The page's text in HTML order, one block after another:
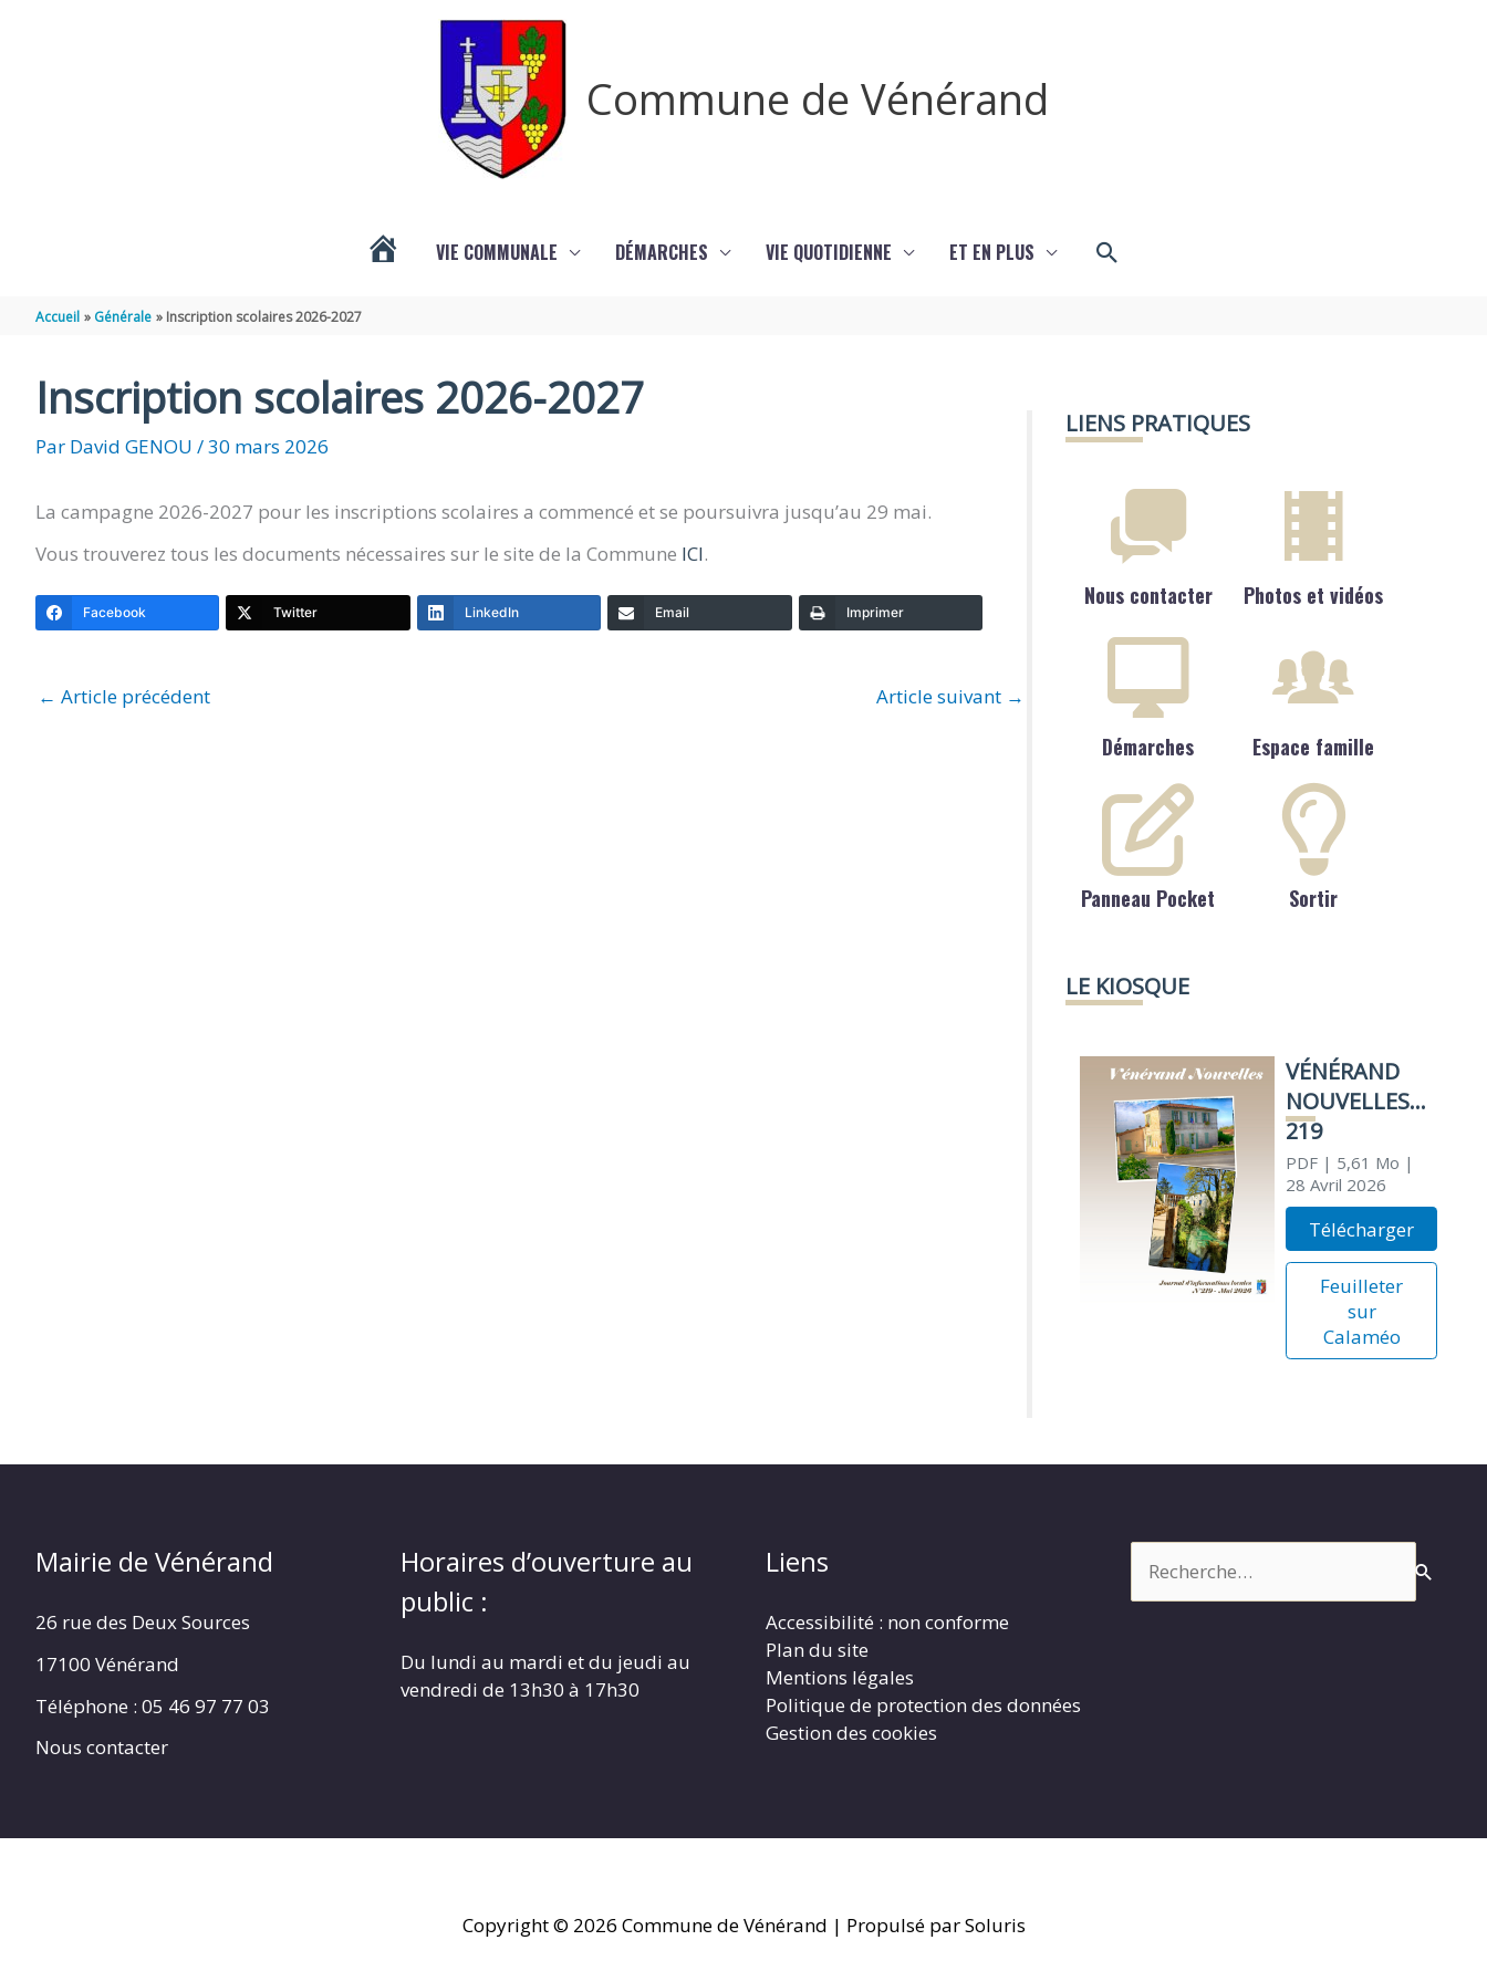
Commune de Vénérand
VIE COMMUNALE DÉMARCHES VIE QUOTIDIENNE ET EN PLUS Rechercher
Accueil Générale Inscription scolaires 2026-2027
Inscription scolaires 2026-2027
Par David GENOU /30 mars 2026
La campagne 2026-2027 pour les inscriptions scolaires a commencé et se poursuivra jusqu’au 29 mai.
Vous trouverez tous les documents nécessaires sur le site de la Commune ICI.
Facebook Twitter LinkedIn Email Imprimer
← Article précédent Article suivant →
LIENS PRATIQUES
Nous contacter Photos et vidéos
Démarches Espace famille
Panneau Pocket Sortir
LE KIOSQUE
VÉNÉRAND
NOUVELLES
219
PDF| 5,61 Mo |
28 Avril 2026
Télécharger
Feuilleter
sur
Calaméo
Mairie de Vénérand
26 rue des Deux Sources
17100 Vénérand
Téléphone : 05 46 97 77 03
Nous contacter
Horaires d’ouverture au
public :
Du lundi au mardi et du jeudi au
vendredi de 13h30 à 17h30
Liens
Accessibilité : non conforme
Plan du site
Mentions légales
Politique de protection des données
Gestion des cookies
Copyright © 2026 Commune de Vénérand | Propulsé par Soluris